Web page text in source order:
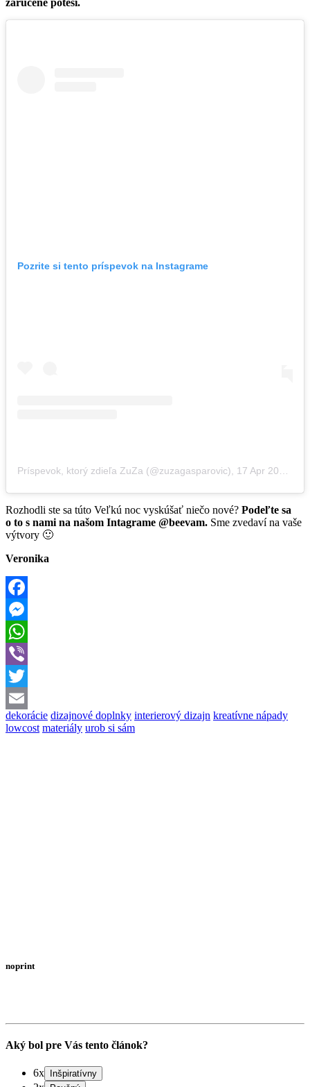
Pozrite si tento príspevok na Instagrame
Príspevok, ktorý zdieľa ZuZa (@zuzagasparovic) 17 Apr 2017 o 1:44 PDT
Rozhodli ste sa túto Veľkú noc vyskúšať niečo nové? Podeľte sa
o to s nami na našom Intagrame @beevam. Sme zvedaví na vaše
výtvory 🙂
Veronika
Facebook
Messenger
WhatsApp
Viber
Twitter
Email
dekorácie dizajnové doplnky interierový dizajn kreatívne nápady
lowcost materiály urob si sám
noprint
Aký bol pre Vás tento článok?
6x